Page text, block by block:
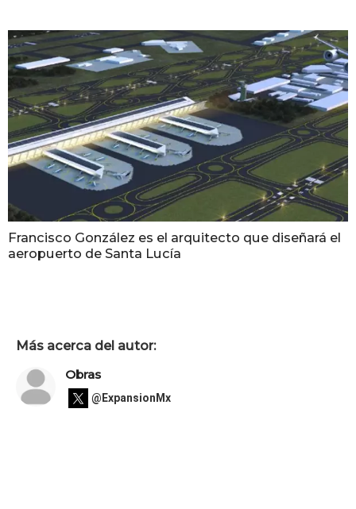
Francisco González es el arquitecto que diseñará el
aeropuerto de Santa Lucía
Más acerca del autor:
Obras
@ExpansionMx